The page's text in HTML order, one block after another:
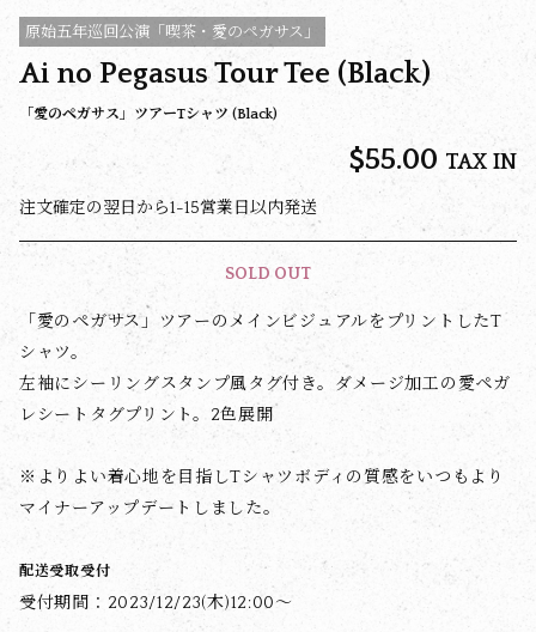
原始五年巡回公演「喫茶・愛のペガサス」
Ai no Pegasus Tour Tee (Black)
「愛のペガサス」ツアーTシャツ (Black)
$‌55.00 TAX IN
注文確定の翌日から1-15営業日以内発送
SOLD OUT
「愛のペガサス」ツアーのメインビジュアルをプリントしたT
シャツ。
左袖にシーリングスタンプ風タグ付き。ダメージ加工の愛ペガ
レシートタグプリント。2色展開
※よりよい着心地を目指しTシャツボディの質感をいつもより
マイナーアップデートしました。
配送受取受付
受付期間：2023/12/23(木)12:00～